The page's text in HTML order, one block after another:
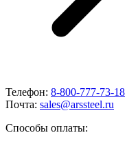
Телефон: 8-800-777-73-18
Почта: sales@arssteel.ru
Способы оплаты: